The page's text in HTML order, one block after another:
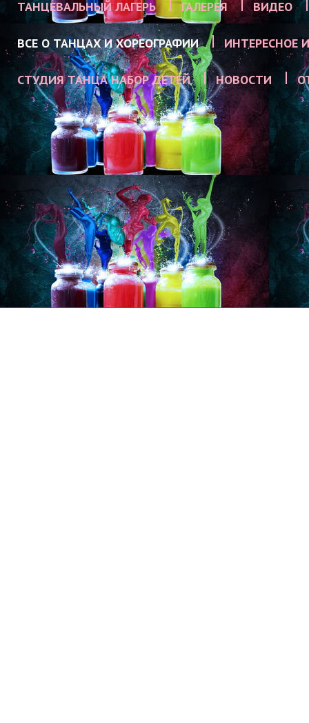
ТАНЦЕВАЛЬНЫЙ ЛАГЕРЬ ГАЛЕРЕЯ ВИДЕО
ВСЕ О ТАНЦАХ И ХОРЕОГРАФИИ ИНТЕРЕСНОЕ
СТУДИЯ ТАНЦА НАБОР ДЕТЕЙ НОВОСТИ